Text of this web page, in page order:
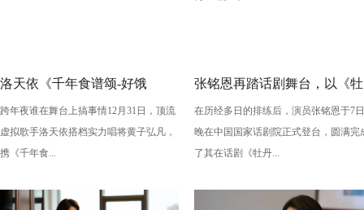
洛天依《千年食谱颂-好饿
版》：跨年夜最萌“食”光！
跨年夜谁在舞台上搞事情12月31日，顶流
虚拟歌手洛天依搭档实力唱将黄子弘凡，
携《千年食...
张铭恩再踏话剧舞台，以《牡
丹亭上三生路》续写古典深
情，全新演绎“柳梦梅”至情至
在历经多日的排练后，演员张铭恩于7日
晚在中国国家话剧院正式登台，圆满完
了其在话剧《牡丹...